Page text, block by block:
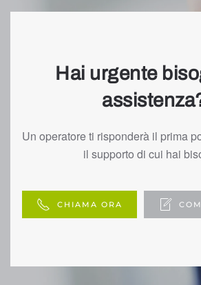
Hai urgente
Un operatore ti risponderà il prima
il supporto di cui hai
CHIAMA ORA